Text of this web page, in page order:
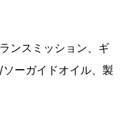
ンスミッション、ギ
ーガイドオイル、製